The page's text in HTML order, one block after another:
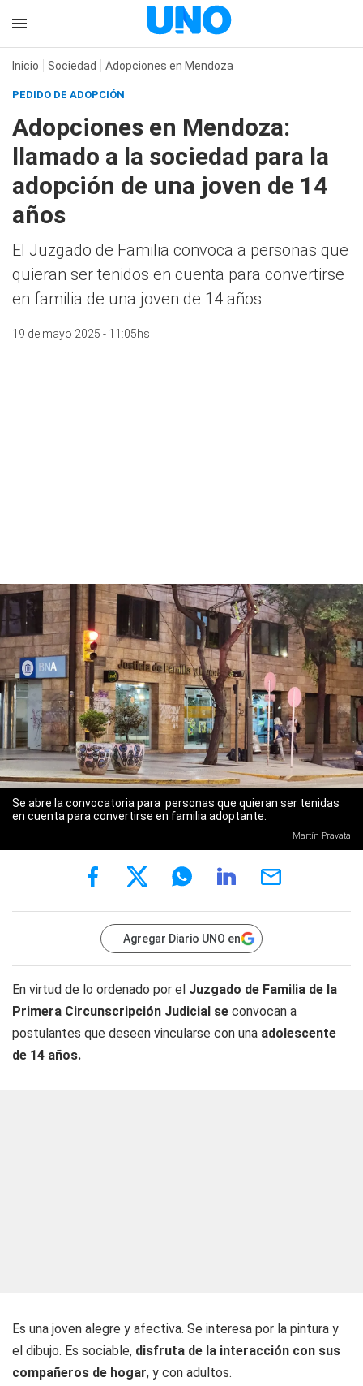
Inicio Sociedad Adopciones en Mendoza
PEDIDO DE ADOPCIÓN
Adopciones en Mendoza:
llamado a la sociedad para la
adopción de una joven de 14
años
El Juzgado de Familia convoca a personas que
quieran ser tenidos en cuenta para convertirse
en familia de una joven de 14 años
19 de mayo 2025 - 11:05hs
Se abre la convocatoria para personas que quieran ser tenidas
en cuenta para convertirse en familia adoptante.
Martín Pravata
Agregar Diario UNO en
En virtud de lo ordenado por el Juzgado de Familia de la
Primera Circunscripción Judicial se convocan a
postulantes que deseen vincularse con una adolescente
de 14 años.
Es una joven alegre y afectiva. Se interesa por la pintura y
el dibujo. Es sociable, disfruta de la interacción con sus
compañeros de hogar, y con adultos.